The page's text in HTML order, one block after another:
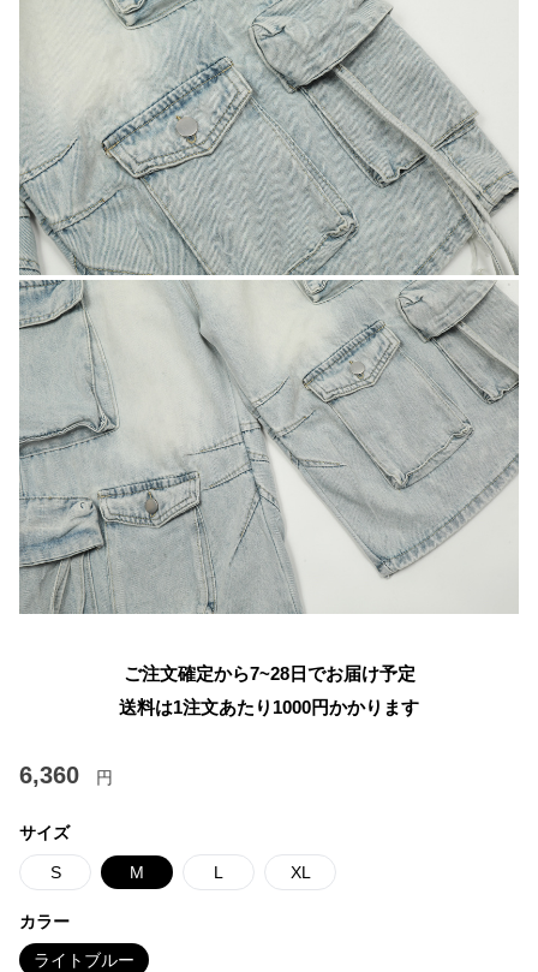
ご注文確定から7~28日でお届け予定
送料は1注文あたり 1000円かかります
6,360 円
サイズ
S M L XL
カラー
ライトブルー